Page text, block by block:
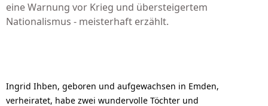
eine Warnung vor Krieg und übersteigertem
Nationalismus - meisterhaft erzählt.
Ingrid Ihben, geboren und aufgewachsen in Emden,
verheiratet, habe zwei wundervolle Töchter und